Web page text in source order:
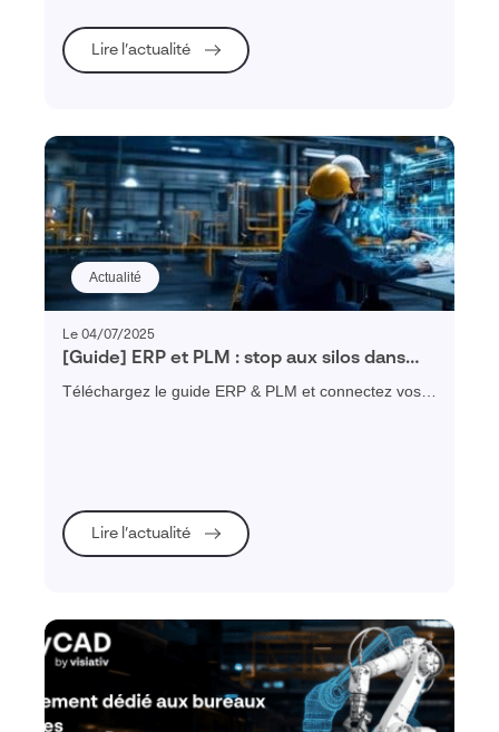
Lire l’actualité
Actualité
Le 04/07/2025
[Guide] ERP et PLM : stop aux silos dans
l’industrie !
Téléchargez le guide ERP & PLM et connectez vos
Lire l’actualité